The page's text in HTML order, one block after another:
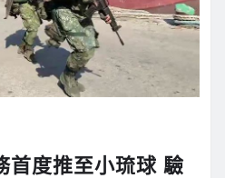
首度推至小琉球 驗